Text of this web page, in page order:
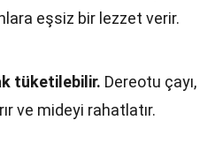
eşsiz bir lezzet verir.
tüketilebilir. Dereotu çayı,
ve mideyi rahatlatır.